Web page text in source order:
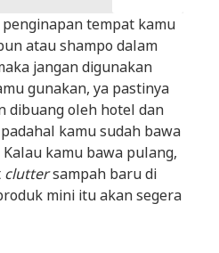
tempat kamu
atau shampo dalam
jangan digunakan
gunakan, ya pastinya
dibuang oleh hotel dan
kamu sudah bawa
kamu bawa pulang,
cluttersampah baru di
mini itu akan segera